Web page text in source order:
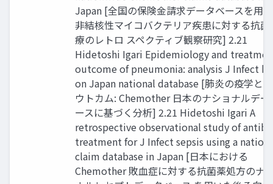
Japan [全国の保険金請求データベースを用
非結核性マイコバクテリア疾患に対する抗菌
療のレトロ スペクティブ観察研究] 2.21
Hidetoshi Igari Epidemiology and
outcome of pneumonia: analysis J Infect
on Japan national database [肺炎の疫学と
ウトカム: Chemother 日本のナショナルデー
ースに基づく分析] 2.21 Hidetoshi Igari A
retrospective observational study of
treatment for J Infect sepsis using a
claim database in Japan [日本における
Chemother 敗血症に対する抗菌薬処方のナ